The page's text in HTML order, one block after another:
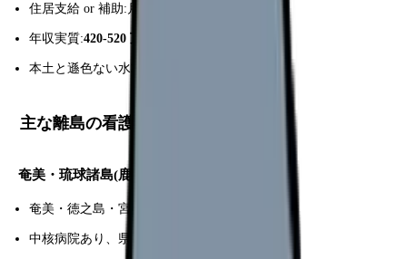
住居支給 or 補助:月 -3-5 万円家計負担減
年収実質:420-520 万円
本土と遜色ない水準
主な離島の看護師事情
奄美・琉球諸島(鹿児島・沖縄)
奄美・徳之島・宮古・石垣・与那国
中核病院あり、県立派遣制度